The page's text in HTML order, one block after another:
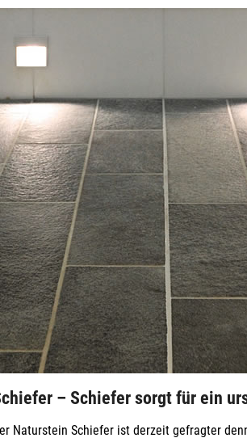
– Schiefer sorgt für ein
Naturstein Schiefer ist derzeit gefragter